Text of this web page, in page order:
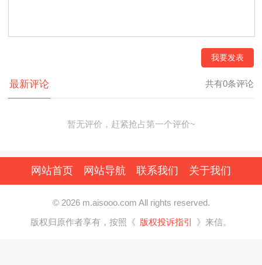
我要发表
最新评论 共有0条评论
暂无评价，赶紧抢占第一个评价~
网站首页 网站导航 联系我们 关于我们
© 2026 m.aisooo.com All rights reserved.
版权归原作者享有，按照《 版权投诉指引 》来信。